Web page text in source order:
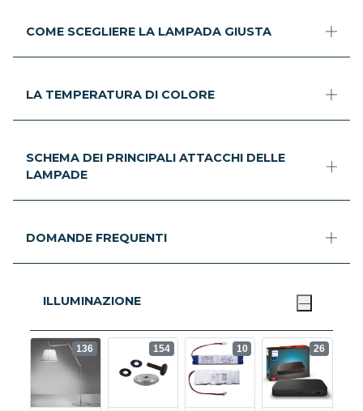
COME SCEGLIERE LA LAMPADA GIUSTA
LA TEMPERATURA DI COLORE
SCHEMA DEI PRINCIPALI ATTACCHI DELLE
LAMPADE
DOMANDE FREQUENTI
ILLUMINAZIONE
136 154 10 26